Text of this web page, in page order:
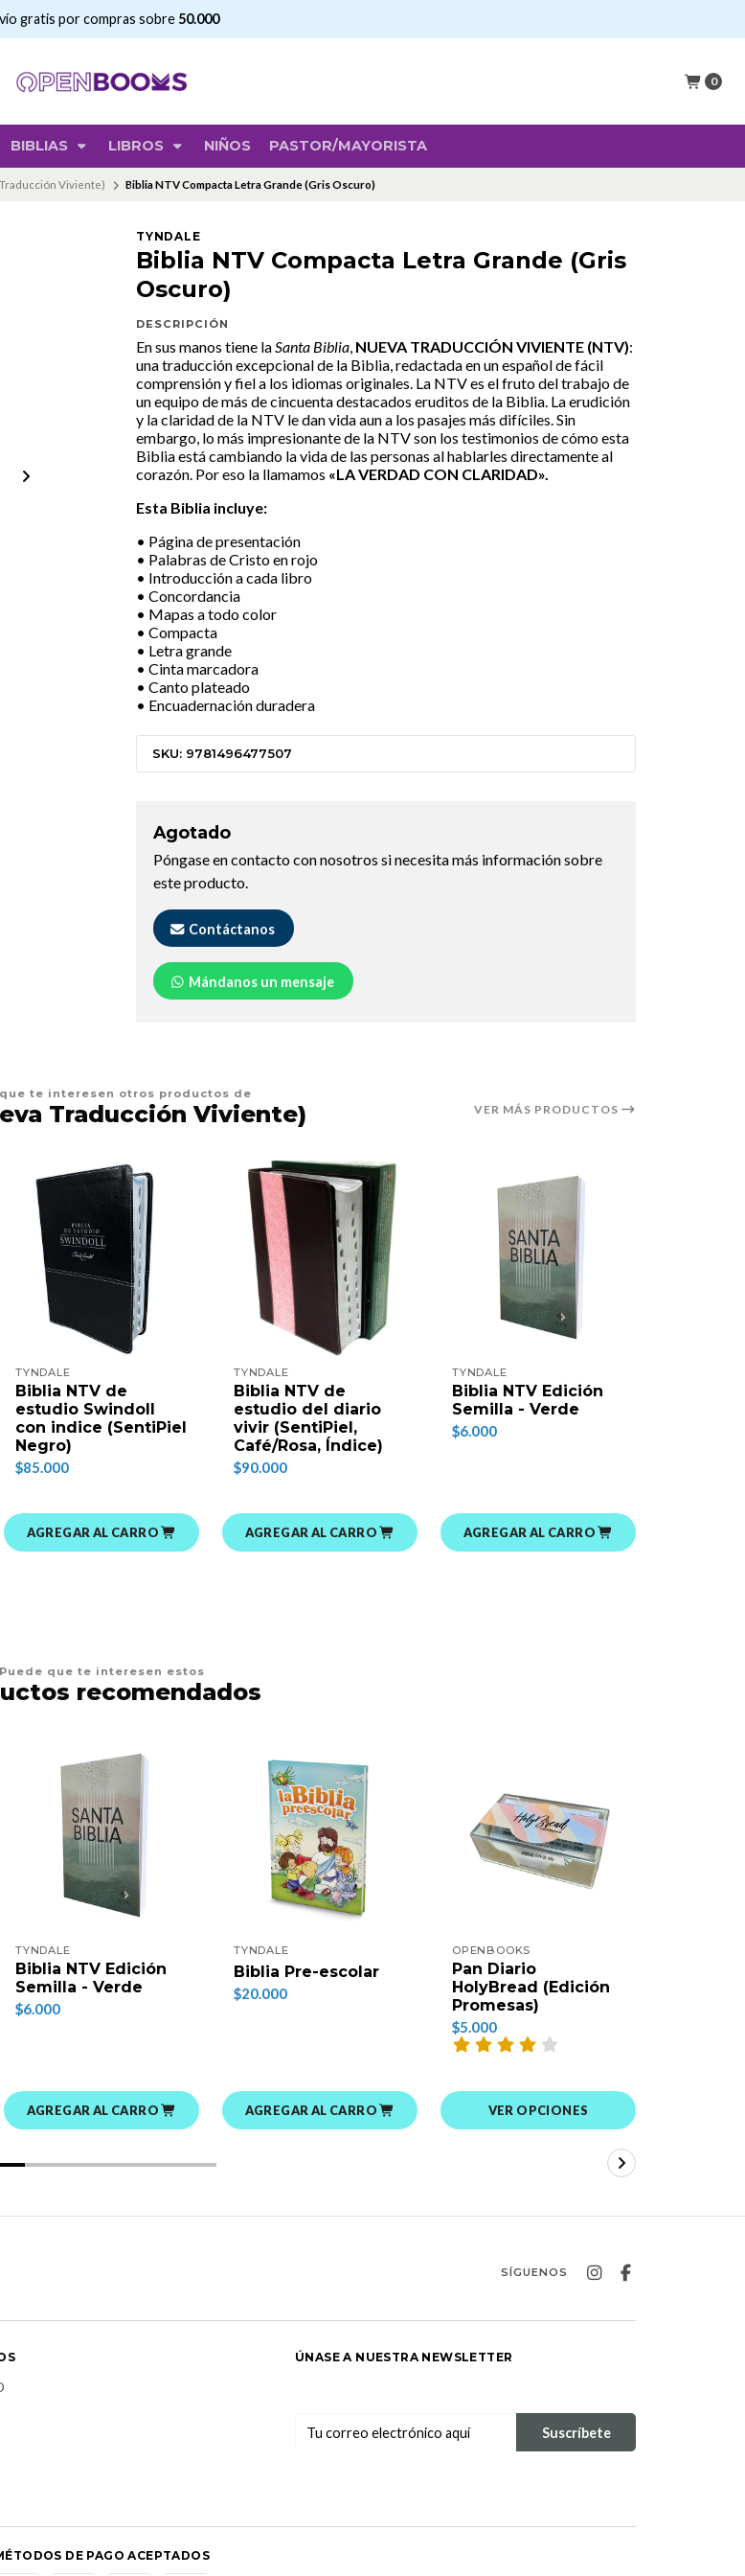
0
BIBLIAS LIBROS NIÑOS PASTOR/MAYORISTA
Envío gratis por compras sobre50.000
Viviente) Biblia NTV Compacta Letra Grande (Gris Oscuro)
TYNDALE
Biblia NTV Compacta Letra Grande (Gris
Oscuro)
DESCRIPCIÓN
En sus manos tiene laSanta Biblia, NUEVA TRADUCCIÓN VIVIENTE (NTV):
una traducción excepcional de la Biblia, redactada en un español de fácil
comprensión y fiel a los idiomas originales. La NTV es el fruto del trabajo de
un equipo de más de cincuenta destacados eruditos de la Biblia. La erudición
y la claridad de la NTV le dan vida aun a los pasajes más difíciles. Sin
embargo, lo más impresionante de la NTV son los testimonios de cómo esta
Biblia está cambiando la vida de las personas al hablarles directamente al
corazón. Por eso la llamamos «LA VERDAD CON CLARIDAD».
Esta Biblia incluye:
• Página de presentación
• Palabras de Cristo en rojo
• Introducción a cada libro
• Concordancia
• Mapas a todo color
• Compacta
• Letra grande
• Cinta marcadora
• Canto plateado
• Encuadernación duradera
SKU: 9781496477507
Agotado
Póngase en contacto con nosotros si necesita más información sobre
este producto.
Contáctanos
Mándanos un mensaje
te interesen otros productos de
Traducción Viviente) VER MÁS PRODUCTOS
TYNDALE
Biblia NTV de
estudio Swindoll
con indice (SentiPiel
Negro)
$85.000
AGREGAR AL CARRO
TYNDALE
Biblia NTV de
estudio del diario
vivir (SentiPiel,
Café/Rosa, Índice)
$90.000
AGREGAR AL CARRO
TYNDALE
Biblia NTV Edición
Semilla - Verde
$6.000
AGREGAR AL CARRO
Puede que te interesen estos
recomendados
TYNDALE
Biblia NTV Edición
Semilla - Verde
$6.000
AGREGAR AL CARRO
TYNDALE
Biblia Pre-escolar
$20.000
AGREGAR AL CARRO
OPENBOOKS
Pan Diario
HolyBread (Edición
Promesas)
$5.000
VER OPCIONES
SÍGUENOS
ÚNASE A NUESTRA NEWSLETTER
DE PAGO ACEPTADOS